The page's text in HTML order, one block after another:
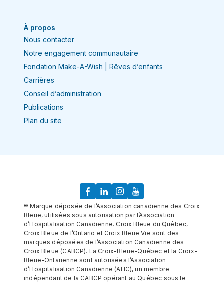
À propos
Nous contacter
Notre engagement communautaire
Fondation Make-A-Wish | Rêves d’enfants
Carrières
Conseil d’administration
Publications
Plan du site
® Marque déposée de l’Association canadienne des Croix
Bleue, utilisées sous autorisation par l’Association
d’Hospitalisation Canadienne. Croix Bleue du Québec,
Croix Bleue de l’Ontario et Croix Bleue Vie sont des
marques déposées de l’Association Canadienne des
Croix Bleue (CABCP). La Croix-Bleue-Québec et la Croix-
Bleue-Ontarienne sont autorisées l’Association
d’Hospitalisation Canadienne (AHC), un membre
indépendant de la CABCP opérant au Québec sous le